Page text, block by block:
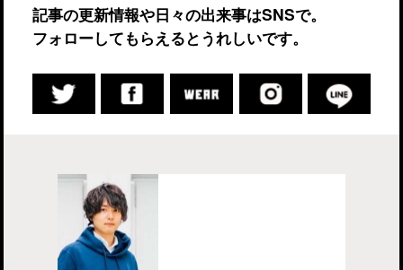
記事の更新情報や日々の出来事はSNSで。
フォローしてもらえるとうれしいです。